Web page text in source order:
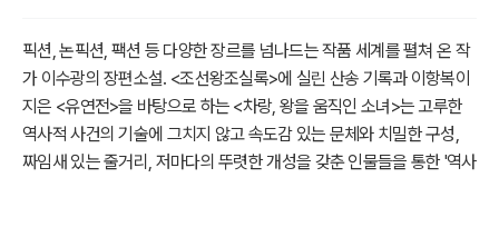
픽션, 논픽션, 팩션 등 다양한 장르를 넘나드는 작품 세계를 펼쳐 온 작
가 이수광의 장편소설. <조선왕조실록>에 실린 산송 기록과 이항복이
지은 <유연전>을 바탕으로 하는 <차랑, 왕을 움직인 소녀>는 고루한
역사적 사건의 기술에 그치지 않고 속도감 있는 문체와 치밀한 구성,
짜임새 있는 줄거리, 저마다의 뚜렷한 개성을 갖춘 인물들을 통한 '역사